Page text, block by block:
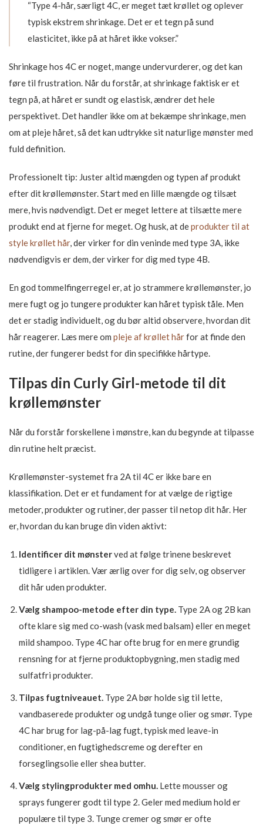
“Type 4-hår, særligt 4C, er meget tæt krøllet og oplever
typisk ekstrem shrinkage. Det er et tegn på sund
elasticitet, ikke på at håret ikke vokser.”
Shrinkage hos 4C er noget, mange undervurderer, og det kan
føre til frustration. Når du forstår, at shrinkage faktisk er et
tegn på, at håret er sundt og elastisk, ændrer det hele
perspektivet. Det handler ikke om at bekæmpe shrinkage, men
om at pleje håret, så det kan udtrykke sit naturlige mønster med
fuld definition.
Professionelt tip: Juster altid mængden og typen af produkt
efter dit krøllemønster. Start med en lille mængde og tilsæt
mere, hvis nødvendigt. Det er meget lettere at tilsætte mere
produkt end at fjerne for meget. Og husk, at deprodukter til at
style krøllet hår, der virker for din veninde med type 3A, ikke
nødvendigvis er dem, der virker for dig med type 4B.
En god tommelfingerregel er, at jo strammere krøllemønster, jo
mere fugt og jo tungere produkter kan håret typisk tåle. Men
det er stadig individuelt, og du bør altid observere, hvordan dit
hår reagerer. Læs mere om pleje af krøllet hårfor at finde den
rutine, der fungerer bedst for din specifikke hårtype.
Tilpas din Curly Girl-metode til dit
krøllemønster
Når du forstår forskellene i mønstre, kan du begynde at tilpasse
din rutine helt præcist.
Krøllemønster-systemet fra 2A til 4C er ikke bare en
klassifikation. Det er et fundament for at vælge de rigtige
metoder, produkter og rutiner, der passer til netop dit hår. Her
er, hvordan du kan bruge din viden aktivt:
Identificer dit mønsterved at følge trinene beskrevet
tidligere i artiklen. Vær ærlig over for dig selv, og observer
dit hår uden produkter.
Vælg shampoo-metode efter din type. Type 2A og 2B kan
ofte klare sig med co-wash (vask med balsam) eller en meget
mild shampoo. Type 4C har ofte brug for en mere grundig
rensning for at fjerne produktopbygning, men stadig med
sulfatfri produkter.
Tilpas fugtniveauet. Type 2A bør holde sig til lette,
vandbaserede produkter og undgå tunge olier og smør. Type
4C har brug for lag-på-lag fugt, typisk med leave-in
conditioner, en fugtighedscreme og derefter en
forseglingsolie eller shea butter.
Vælg stylingprodukter med omhu. Lette mousser og
sprays fungerer godt til type 2. Geler med medium hold er
populære til type 3. Tunge cremer og smør er ofte